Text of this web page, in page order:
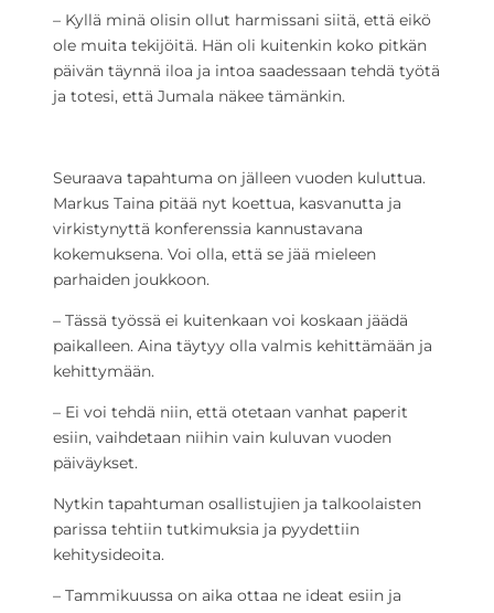
– Kyllä minä olisin ollut harmissani siitä, että eikö
ole muita tekijöitä. Hän oli kuitenkin koko pitkän
päivän täynnä iloa ja intoa saadessaan tehdä työtä
ja totesi, että Jumala näkee tämänkin.
Seuraava tapahtuma on jälleen vuoden kuluttua.
Markus Taina pitää nyt koettua, kasvanutta ja
virkistynyttä konferenssia kannustavana
kokemuksena. Voi olla, että se jää mieleen
parhaiden joukkoon.
– Tässä työssä ei kuitenkaan voi koskaan jäädä
paikalleen. Aina täytyy olla valmis kehittämään ja
kehittymään.
– Ei voi tehdä niin, että otetaan vanhat paperit
esiin, vaihdetaan niihin vain kuluvan vuoden
päiväykset.
Nytkin tapahtuman osallistujien ja talkoolaisten
parissa tehtiin tutkimuksia ja pyydettiin
kehitysideoita.
– Tammikuussa on aika ottaa ne ideat esiin ja